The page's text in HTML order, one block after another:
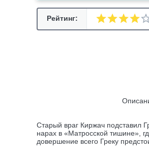
Рейтинг:
Старый враг Киржач подставил
нарах в «Матросской тишине»,
довершение всего Греку